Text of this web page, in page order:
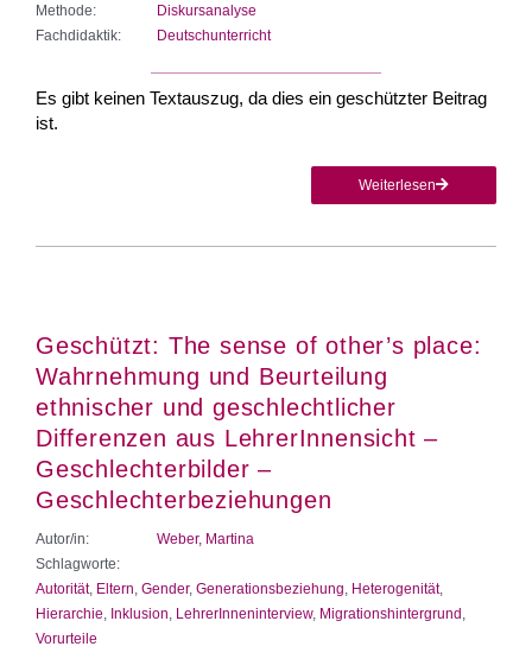
Methode:
Diskursanalyse
Fachdidaktik:
Deutschunterricht
Es gibt keinen Textauszug, da dies ein geschützter Beitrag
ist.
Weiterlesen
Geschützt: The sense of other’s place:
Wahrnehmung und Beurteilung
ethnischer und geschlechtlicher
Differenzen aus LehrerInnensicht –
Geschlechterbilder –
Geschlechterbeziehungen
Autor/in:
Weber, Martina
Schlagworte:
Autorität, Eltern Gender, Generationsbeziehung Heterogenität,
Hierarchie Inklusion LehrerInneninterview, Migrationshintergrund
Vorurteile